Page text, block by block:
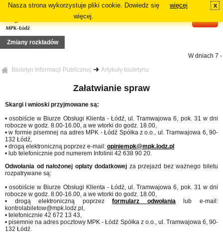
Nasza strona wykorzystuje pliki cookie. Dowiedz się
więcej.
więcej x
Biuletyn Informacji Publicznej Artykuły biuletynu
Zmiany rozkładów
W dniach 7
2 sierpnia 2026 r. (niedziela), linia nocna od nocy z 1/2 sierpnia br. (sb/nd),
19 lipca 2026r. (niedziela), zmiana tras linii 73, 81A, 81B, N5A, N5B
linii 18 i 54A
16
29 czerwca 2026r. (poniedziałek), zmiana tras linii: 2, 3, 6, 7, 11
Załatwianie spraw
Skargi i wnioski przyjmowane są:
• osobiście w Biurze Obsługi Klienta - Łódź, ul. Tramwajowa 6, pok. 31 w dni
robocze w godz. 8.00-16.00, a we wtorki do godz. 18.00,
• w formie pisemnej na adres MPK - Łódź Spółka z o.o., ul. Tramwajowa 6, 90-
132 Łódź,
• drogą elektroniczną poprzez e-mail: opiniempk@mpk.lodz.pl
• lub telefonicznie pod numerem Infolinii 42 638 90 20.
Odwołania od nałożonej opłaty dodatkowej za przejazd bez ważnego biletu
rozpatrywane są:
• osobiście w Biurze Obsługi Klienta - Łódź, ul. Tramwajowa 6, pok. 31 w dni
robocze w godz. 8.00-16.00, a we wtorki do godz. 18.00,
• drogą elektroniczną poprzezformularz odwołanialub e-mail:
kontrolabiletow@mpk.lodz.pl,
• telefonicznie 42 672 13 43,
• pisemnie na adres pocztowy MPK - Łódź Spółka z o.o., ul. Tramwajowa 6, 90-
132 Łódź.